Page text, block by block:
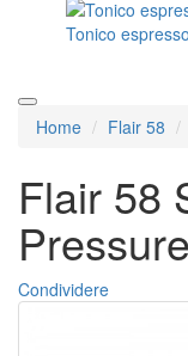
Tonico
Home Flair 58
Flair 58
Condividere